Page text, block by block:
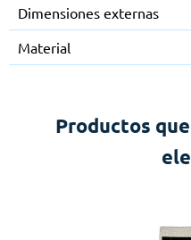
Dimensiones externas
Material
Productos